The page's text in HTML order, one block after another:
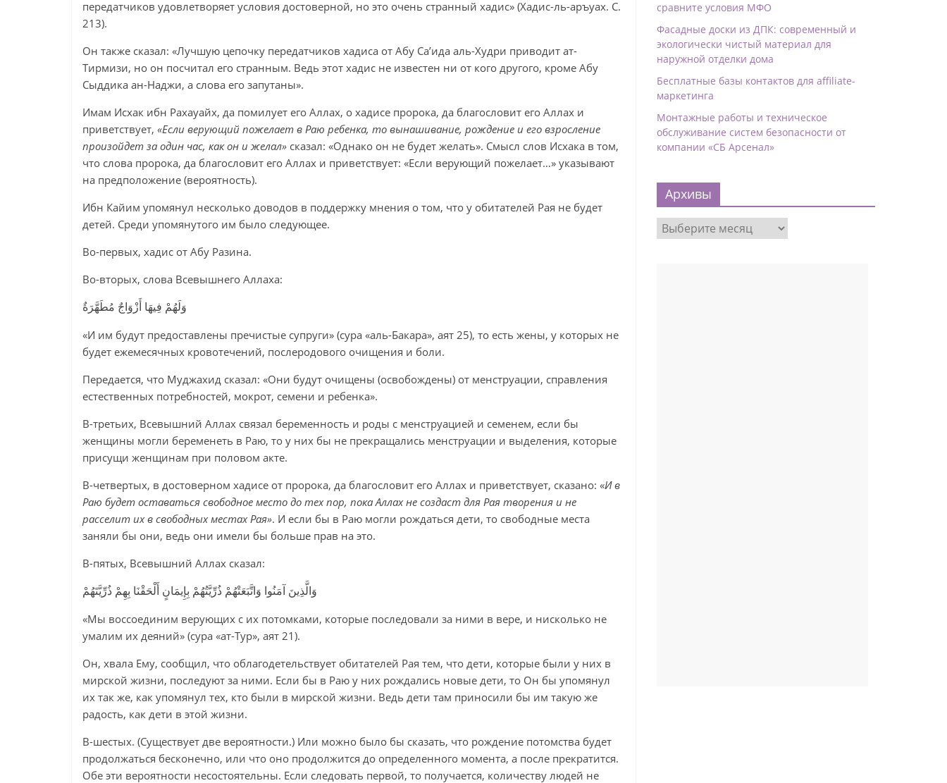
передатчиков удовлетворяет условия достоверной, но это очень странный хадис» (Хадис-ль-аръуах. С.
213).
Он также сказал: «Лучшую цепочку передатчиков хадиса от Абу Са’ида аль-Худри приводит ат-
Тирмизи, но он посчитал его странным. Ведь этот хадис не известен ни от кого другого, кроме Абу
Сыддика ан-Наджи, а слова его запутаны».
Имам Исхак ибн Рахауайх, да помилует его Аллах, о хадисе пророка, да благословит его Аллах и
приветствует, «Если верующий пожелает в Раю ребенка, то вынашивание, рождение и его взросление
произойдет за один час, как он и желал» сказал: «Однако он не будет желать». Смысл слов Исхака в том,
что слова пророка, да благословит его Аллах и приветствует: «Если верующий пожелает…» указывают
на предположение (вероятность).
Ибн Кайим упомянул несколько доводов в поддержку мнения о том, что у обитателей Рая не будет
детей. Среди упомянутого им было следующее.
Во-первых, хадис от Абу Разина.
Во-вторых, слова Всевышнего Аллаха:
وَلَهُمْ فِيهَا أَزْوَاجٌ مُطَهَّرَةٌ
«И им будут предоставлены пречистые супруги» (сура «аль-Бакара», аят 25), то есть жены, у которых не
будет ежемесячных кровотечений, послеродового очищения и боли.
Передается, что Муджахид сказал: «Они будут очищены (освобождены) от менструации, справления
естественных потребностей, мокрот, семени и ребенка».
В-третьих, Всевышний Аллах связал беременность и роды с менструацией и семенем, если бы
женщины могли беременеть в Раю, то у них бы не прекращались менструации и выделения, которые
присущи женщинам при половом акте.
В-четвертых, в достоверном хадисе от пророка, да благословит его Аллах и приветствует, сказано: «И в
Раю будет оставаться свободное место до тех пор, пока Аллах не создаст для Рая творения и не
расселит их в свободных местах Рая». И если бы в Раю могли рождаться дети, то свободные места
заняли бы они, ведь они имели бы больше прав на это.
В-пятых, Всевышний Аллах сказал:
وَالَّذِينَ آمَنُوا وَاتَّبَعَتْهُمْ ذُرِّيَّتُهُمْ بِإِيمَانٍ أَلْحَقْنَا بِهِمْ ذُرِّيَّتَهُمْ
«Мы воссоединим верующих с их потомками, которые последовали за ними в вере, и нисколько не
умалим их деяний» (сура «ат-Тур», аят 21).
Он, хвала Ему, сообщил, что облагодетельствует обитателей Рая тем, что дети, которые были у них в
мирской жизни, последуют за ними. Если бы в Раю у них рождались новые дети, то Он бы упомянул
их так же, как упомянул тех, кто были в мирской жизни. Ведь дети там приносили бы им такую же
радость, как дети в этой жизни.
В-шестых. (Существует две вероятности.) Или можно было бы сказать, что рождение потомства будет
продолжаться бесконечно, или что оно продолжится до определенного момента, а после прекратится.
Обе эти вероятности несостоятельны. Если следовать первой, то получается, количеству людей не
сравните условия МФО
Фасадные доски из ДПК: современный и
экологически чистый материал для
наружной отделки дома
Бесплатные базы контактов для affiliate-
маркетинга
Монтажные работы и техническое
обслуживание систем безопасности от
компании «СБ Арсенал»
Архивы